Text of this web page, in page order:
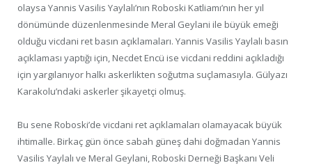
olaysa Yannis Vasilis Yaylalı’nın Roboski Katliamı’nın her yıl
dönümünde düzenlenmesinde Meral Geylani ile büyük emeği
olduğu vicdani ret basın açıklamaları. Yannis Vasilis Yaylalı basın
açıklaması yaptığı için, Necdet Encü ise vicdani reddini açıkladığı
için yargılanıyor halkı askerlikten soğutma suçlamasıyla. Gülyazı
Karakolu’ndaki askerler şikayetçi olmuş.
Bu sene Roboski’de vicdani ret açıklamaları olamayacak büyük
ihtimalle. Birkaç gün önce sabah güneş dahi doğmadan Yannis
Vasilis Yaylalı ve Meral Geylani, Roboski Derneği Başkanı Veli